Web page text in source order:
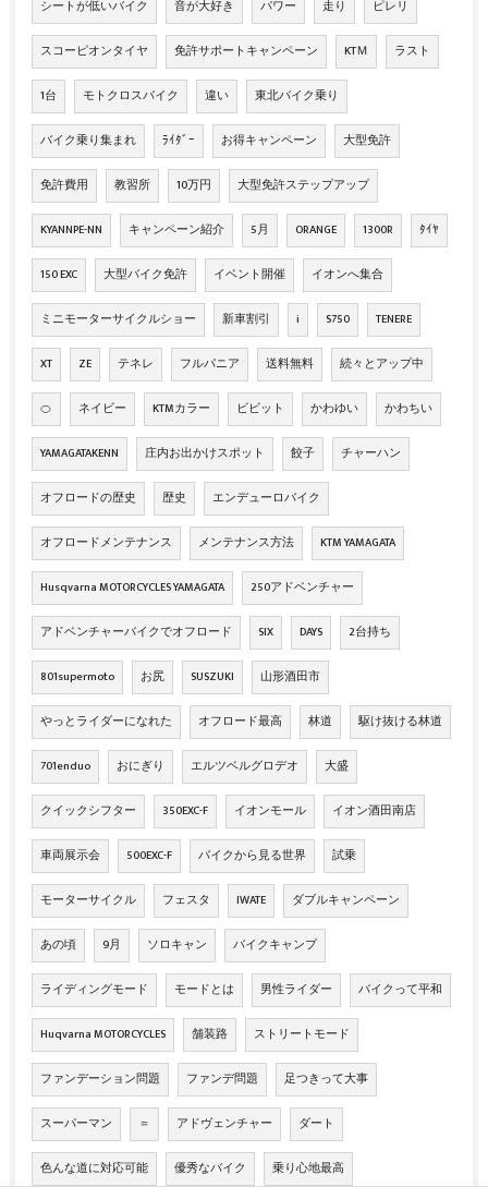
シートが低いバイク 音が大好き パワー 走り ピレリ
スコーピオンタイヤ 免許サポートキャンペーン KTＭ ラスト
1台 モトクロスバイク 違い 東北バイク乗り
バイク乗り集まれ ﾗｲﾀﾞｰ お得キャンペーン 大型免許
免許費用 教習所 10万円 大型免許ステップアップ
KYANNPE-NN キャンペーン紹介 5月 ORANGE 1300R ﾀｲﾔ
150 EXC 大型バイク免許 イベント開催 イオンへ集合
ミニモーターサイクルショー 新車割引 i S750 TENERE
XT ZE テネレ フルパニア 送料無料 続々とアップ中
🍊 ネイビー KTMカラー ビビット かわゆい かわちい
YAMAGATAKENN 庄内お出かけスポット 餃子 チャーハン
オフロードの歴史 歴史 エンデューロバイク
オフロードメンテナンス メンテナンス方法 KTM YAMAGATA
Husqvarna MOTORCYCLES YAMAGATA 250アドベンチャー
アドベンチャーバイクでオフロード SIX DAYS 2台持ち
801supermoto お尻 SUSZUKI 山形酒田市
やっとライダーになれた オフロード最高 林道 駆け抜ける林道
701enduo おにぎり エルツベルグロデオ 大盛
クイックシフター 350EXC-F イオンモール イオン酒田南店
車両展示会 500EXC-F バイクから見る世界 試乗
モーターサイクル フェスタ IWATE ダブルキャンペーン
あの頃 9月 ソロキャン バイクキャンプ
ライディングモード モードとは 男性ライダー バイクって平和
Huqvarna MOTORCYCLES 舗装路 ストリートモード
ファンデーション問題 ファンデ問題 足つきって大事
スーパーマン ＝ アドヴェンチャー ダート
色んな道に対応可能 優秀なバイク 乗り心地最高